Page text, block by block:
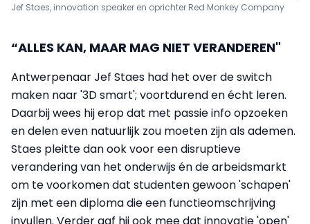
Jef Staes, innovation speaker en oprichter Red Monkey Company
“ALLES KAN, MAAR MAG NIET VERANDEREN"
Antwerpenaar Jef Staes had het over de switch
maken naar '3D smart'; voortdurend en écht leren.
Daarbij wees hij erop dat met passie info opzoeken
en delen even natuurlijk zou moeten zijn als ademen.
Staes pleitte dan ook voor een disruptieve
verandering van het onderwijs én de arbeidsmarkt
om te voorkomen dat studenten gewoon 'schapen'
zijn met een diploma die een functieomschrijving